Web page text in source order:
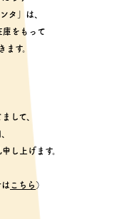
タ」は、
庫をもって
ます。
して、
し上げます。
こちら ）